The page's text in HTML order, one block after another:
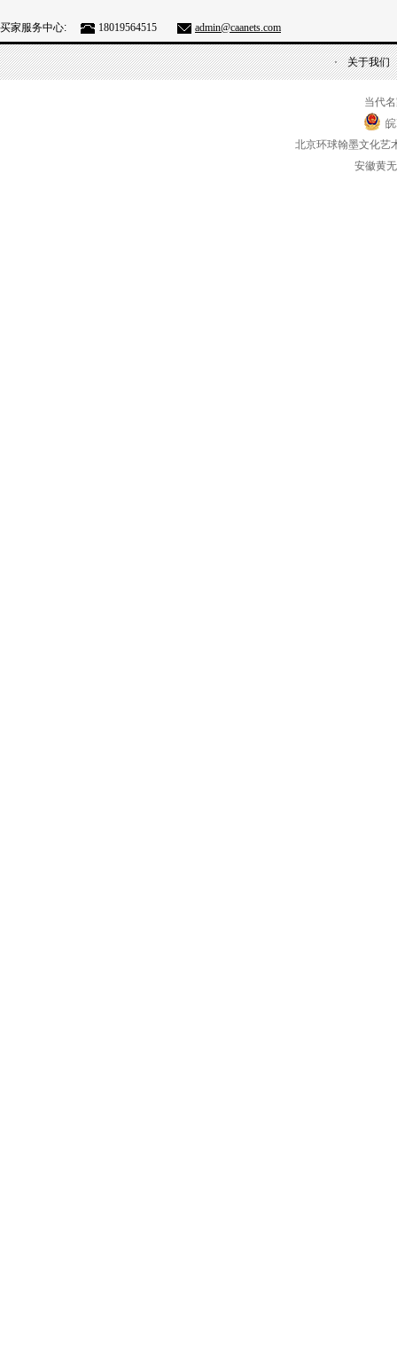
买家服务中心: 18019564515 admin@caanets.com
关于我们
当代
北京环球翰墨文化艺
安徽黄